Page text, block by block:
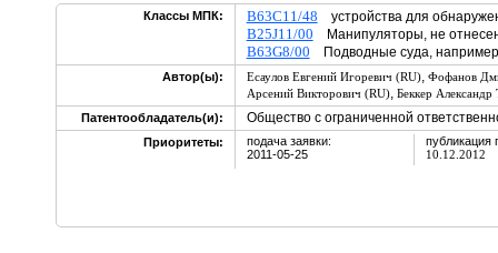
Классы МПК: B63C11/48 устройства для
B25J11/00 Манипуляторы, не
B63G8/00 Подводные суда,
Автор(ы): Есаулов Евгений Игоревич (RU), Фофанов
Арсений Викторович (RU), Беккер Александр
Патентообладатель(и):
Общество с ограниченной
Приоритеты:
подача заявки:
2011-05-25
публикация
10.12.2012